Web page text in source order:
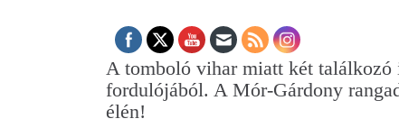
A tomboló vihar miatt két találkozó
fordulójából. A Mór-Gárdony
élén!